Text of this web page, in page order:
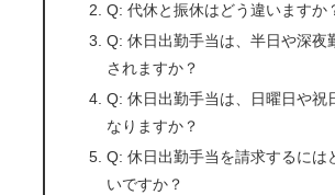
Q: 代休と振休はどう違いますか
Q: 休日出勤手当は、半日や深夜
されますか？
Q: 休日出勤手当は、日曜日や祝
なりますか？
Q: 休日出勤手当を請求するには
いですか？